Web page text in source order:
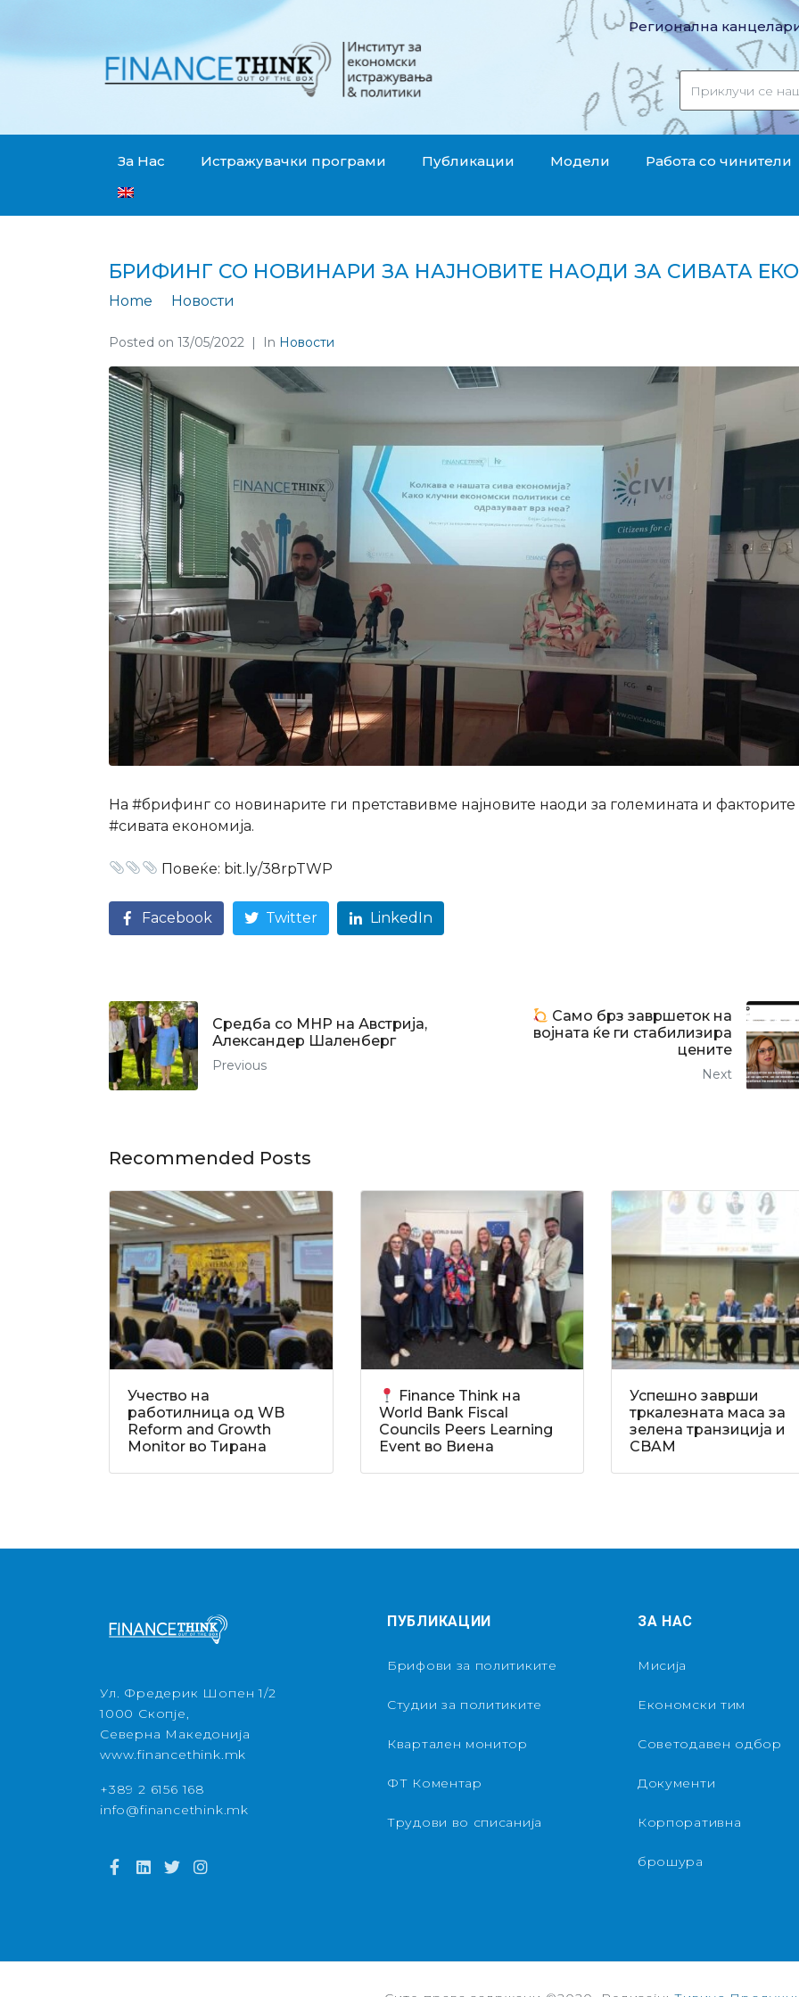
Регионална
За Нас Истражувачки програми Публикации Модели Работа со чинители
БРИФИНГ СО НОВИНАРИ ЗА НАЈНОВИТЕ НАОДИ ЗА СИВАТА
Home Новости
Posted on 13/05/2022 In Новости
На #брифинг со новинарите ги претставивме најновите наоди за големината и факторите
#сивата економија.
Повеќе: bit.ly/38rpTWP
Facebook Twitter LinkedIn
Средба со МНР на Австрија,
Александер Шаленберг
Previous
Само брз завршеток на
војната ќе ги стабилизира
цените
Next
Recommended Posts
Учество на
работилница од WB
Reform and Growth
Monitor во Тирана
Finance Think на
World Bank Fiscal
Councils Peers Learning
Event во Виена
Успешно заврши
тркалезната маса за
зелена транзиција и
CBAM
Ул. Фредерик Шопен 1/2
1000 Скопје,
Северна Македонија
www.financethink.mk
+389 2 6156 168
info@financethink.mk
ПУБЛИКАЦИИ
Брифови за политиките
Студии за политиките
Квартален монитор
ФТ Коментар
Трудови во списанија
ЗА НАС
Мисија
Економски тим
Советодавен одбор
Документи
Корпоративна
брошура